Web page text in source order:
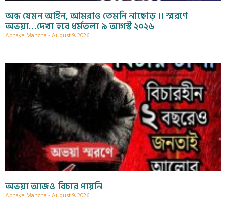
অন্ধ যেমন আইন, আমরাও তেমনি নাছোড় ।। স্মরণে
অভয়া…দেখা হবে ধর্মতলা ৯ আগস্ট ২০২৬
Abhaya Mancha August 9, 2026
অভয়া আজও বিচার পায়নি
Abhaya Mancha August 9, 2026